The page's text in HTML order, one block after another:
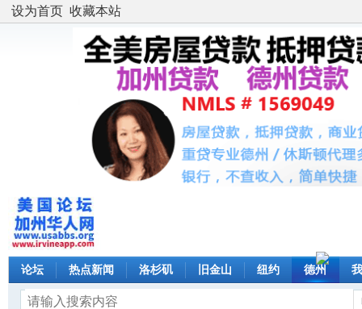
设为首页 收藏本站
论坛 热点新闻 洛杉矶 旧金山 纽约 德州